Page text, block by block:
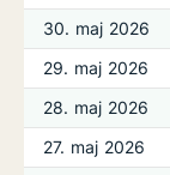
30. maj 2026
29. maj 2026
28. maj 2026
27. maj 2026